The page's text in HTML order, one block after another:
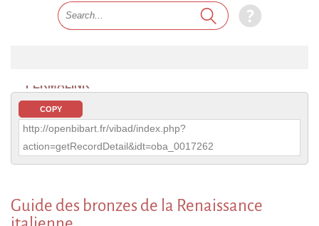
PERMALINK
COPY
http://openbibart.fr/vibad/index.php?
action=getRecordDetail&idt=oba_0017262
Guide des bronzes de la Renaissance